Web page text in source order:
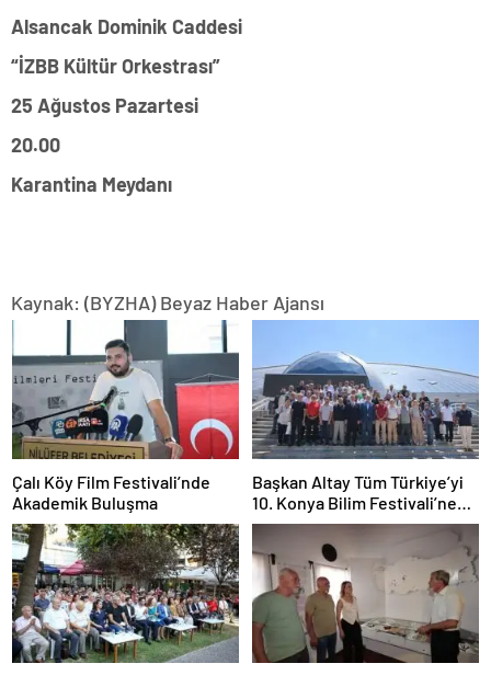
Alsancak Dominik Caddesi
“İZBB Kültür Orkestrası”
25 Ağustos Pazartesi
20.00
Karantina Meydanı
Kaynak: (BYZHA) Beyaz Haber Ajansı
Çalı Köy Film Festivali’nde
Akademik Buluşma
Başkan Altay Tüm Türkiye’yi
10. Konya Bilim Festivali’ne
Davet Etti